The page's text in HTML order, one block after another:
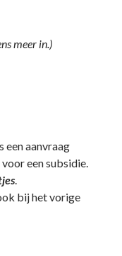
meer in.)
een aanvraag
een subsidie.
.
bij het vorige